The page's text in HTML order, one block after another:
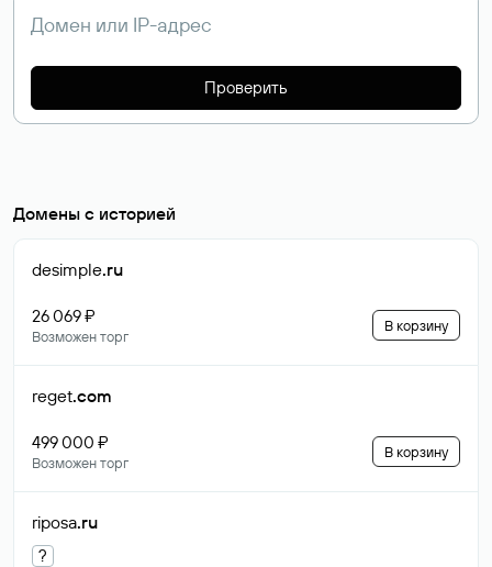
Проверить
Домены с историей
desimple.ru
26 069 ₽
Возможен торг
В корзину
reget.com
499 000 ₽
Возможен торг
В корзину
riposa.ru
?